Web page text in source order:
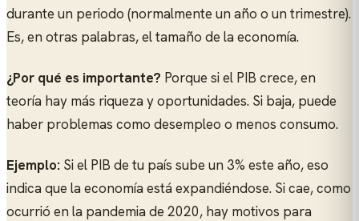
durante un periodo (normalmente un año o un trimestre).
Es, en otras palabras, el tamaño de la economía.
¿Por qué es importante? Porque si el PIB crece, en
teoría hay más riqueza y oportunidades. Si baja, puede
haber problemas como desempleo o menos consumo.
Ejemplo: Si el PIB de tu país sube un 3% este año, eso
indica que la economía está expandiéndose. Si cae, como
ocurrió en la pandemia de 2020, hay motivos para